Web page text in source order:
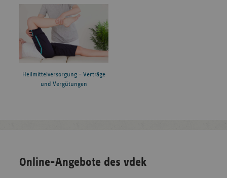
Heilmittelversorgung – Verträge
und Vergütungen
Online-Angebote des vdek